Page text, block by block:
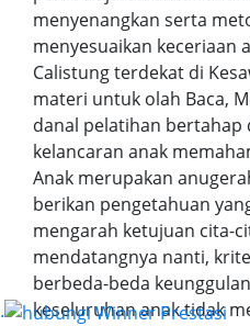
menyenangkan serta
menyesuaikan keceriaan
Calistung terdekat di
materi untuk olah Baca,
danal pelatihan bertahap
kelancaran anak
Anak merupakan
berikan pengetahuan
mengarah ketujuan cita-
mendatangnya nanti,
berbeda-beda
keseluruhan anak tidak
.